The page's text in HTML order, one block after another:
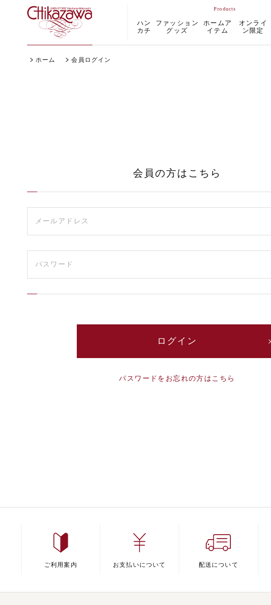
ハン
カチ
ファッション
グッズ
ホームア
イテム
オンライ
ン限定
ホーム 会員ログイン
会員の方はこちら
パスワードをお忘れの方はこちら
ご利用案内 お支払いについて 配送について